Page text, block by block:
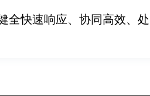
全快速响应、协同高效、处